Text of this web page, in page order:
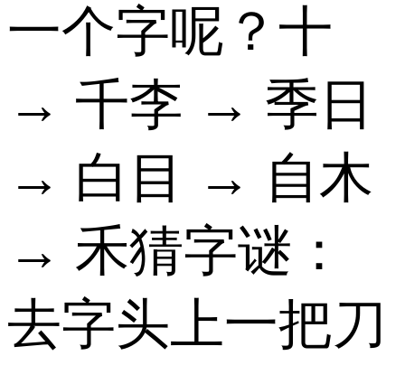
一个字呢？十
→ 千李 → 季日
→ 白目 → 自木
→ 禾猜字谜：
去字头上一把刀